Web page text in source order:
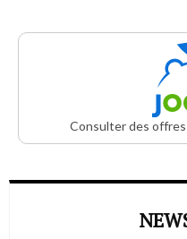
Consulter des